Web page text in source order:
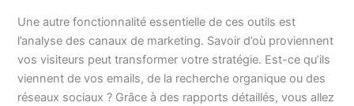
Une autre fonctionnalité essentielle de ces outils est
l’analyse des canaux de marketing. Savoir d’où proviennent
vos visiteurs peut transformer votre stratégie. Est-ce qu’ils
viennent de vos emails, de la recherche organique ou des
réseaux sociaux ? Grâce à des rapports détaillés, vous allez